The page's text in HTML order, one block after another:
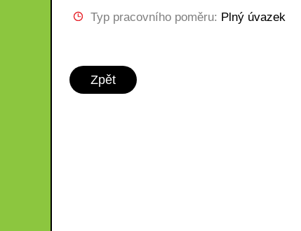
Typ pracovního poměru: Plný úvazek
Zpět